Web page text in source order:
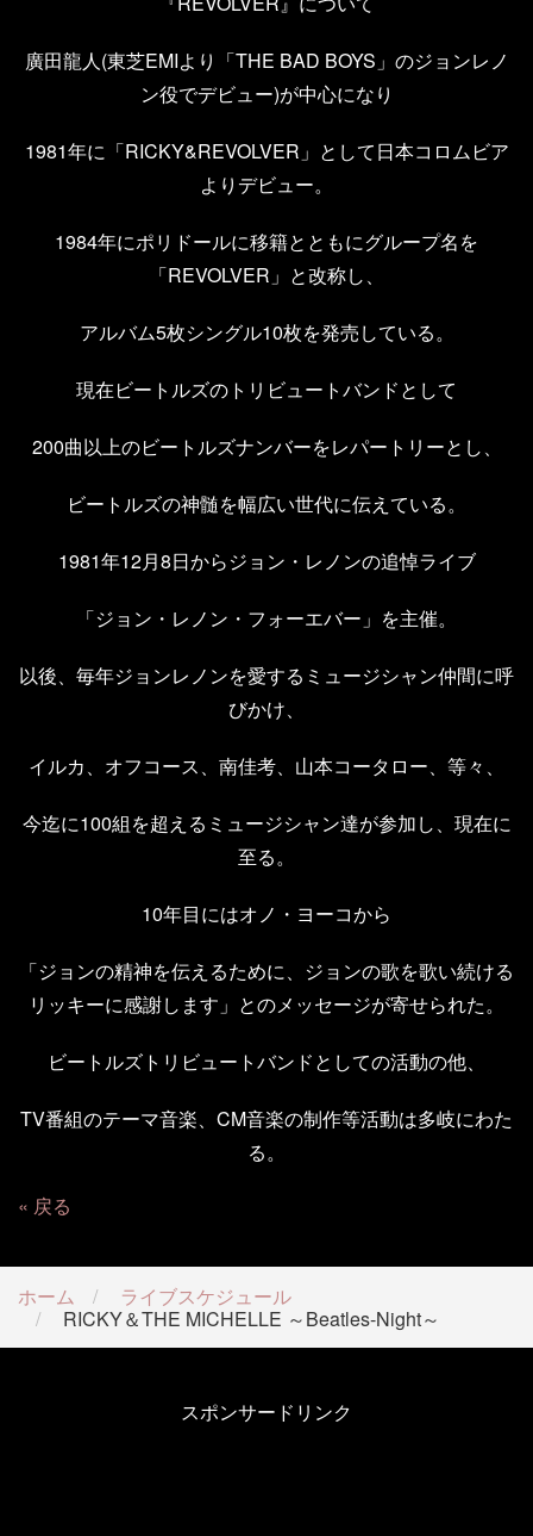
廣田龍人(東芝EMIより「THE BAD BOYS」のジョンレノ
ン役でデビュー)が中心になり
1981年に「RICKY&REVOLVER」として日本コロムビア
よりデビュー。
1984年にポリドールに移籍とともにグループ名を
「REVOLVER」と改称し、
アルバム5枚シングル10枚を発売している。
現在ビートルズのトリビュートバンドとして
200曲以上のビートルズナンバーをレパートリーとし、
ビートルズの神髄を幅広い世代に伝えている。
1981年12月8日からジョン・レノンの追悼ライブ
「ジョン・レノン・フォーエバー」を主催。
以後、毎年ジョンレノンを愛するミュージシャン仲間に呼
びかけ、
イルカ、オフコース、南佳考、山本コータロー、等々、
今迄に100組を超えるミュージシャン達が参加し、現在に
至る。
10年目にはオノ・ヨーコから
「ジョンの精神を伝えるために、ジョンの歌を歌い続ける
リッキーに感謝します」とのメッセージが寄せられた。
ビートルズトリビュートバンドとしての活動の他、
TV番組のテーマ音楽、CM音楽の制作等活動は多岐にわた
る。
戻る
ホーム
ライブスケジュール
RICKY＆THE MICHELLE ～Beatles-Night～
スポンサードリンク